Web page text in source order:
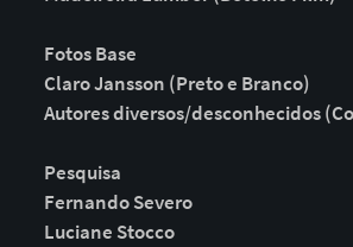
Fotos Base
Claro Jansson (Preto e Branco)
Autores diversos/desconhecidos
Pesquisa
Fernando Severo
Luciane Stocco